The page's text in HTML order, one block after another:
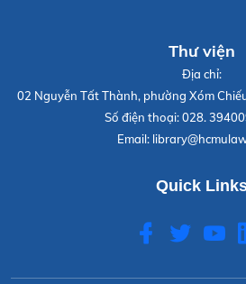
Thư viện
Địa chỉ:
02 Nguyễn Tất Thành, phường Xóm
Số điện thoại:028.
Email:
Quick